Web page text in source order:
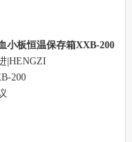
小板恒温保存箱XXB-200
|HENGZI
200